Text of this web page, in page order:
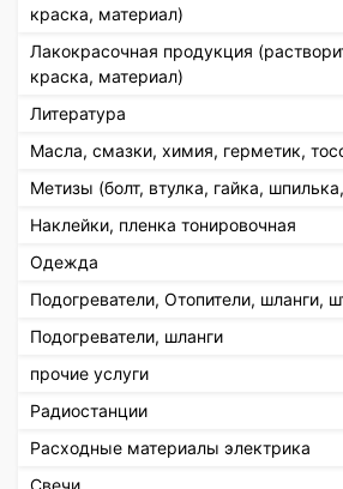
краска, материал)
Лакокрасочная продукция
краска, материал)
Литература
Масла, смазки, химия, герметик,
Метизы (болт, втулка, гайка,
Наклейки, пленка тонировочная
Одежда
Подогреватели, Отопители, шланги,
Подогреватели, шланги
прочие услуги
Радиостанции
Расходные материалы электрика
Свечи